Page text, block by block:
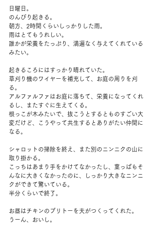
日曜日。
のんびり起きる。
朝方、2時間くらいしっかりした雨。
雨はとてもうれしい。
誰かが栄養をたっぷり、満遍なく与えてくれている
みたい。
起きるころにはすっかり晴れていた。
草刈り機のワイヤーを補充して、お庭の周りを刈
る。
アルファルファはお庭に落ちて、栄養になってくれ
るし、またすぐに生えてくる。
根っこが木みたいで、抜こうとするとものすごい大
変だけど、こうやって共生するとありがたい仲間に
なる。
シャロットの掃除を終え、また別のニンニクの山に
取り掛かる。
こっちはあまり手をかけてなかったし、葉っぱもそ
んなに大きくなかったのに、しっかり大きなニンニ
クができて驚いている。
半分くらいで終了。
お昼はチキンのブリトーを夫がつくってくれた。
うーん、おいし。